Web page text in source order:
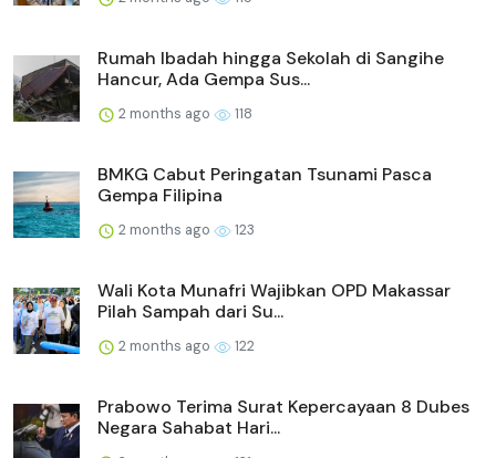
Rumah Ibadah hingga Sekolah di Sangihe
Hancur, Ada Gempa Sus...
2 months ago 118
BMKG Cabut Peringatan Tsunami Pasca
Gempa Filipina
2 months ago 123
Wali Kota Munafri Wajibkan OPD Makassar
Pilah Sampah dari Su...
2 months ago 122
Prabowo Terima Surat Kepercayaan 8 Dubes
Negara Sahabat Hari...